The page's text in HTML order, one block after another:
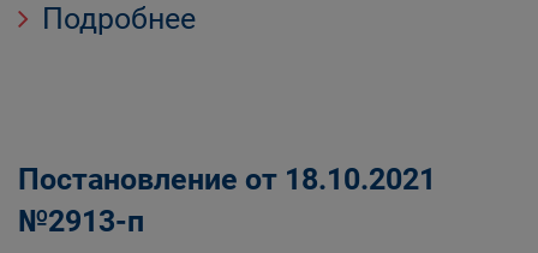
Подробнее
Постановление от 18.10.2021
№2913-п